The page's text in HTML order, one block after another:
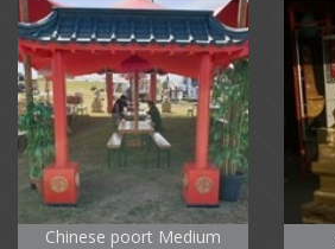
Chinese poort Medium